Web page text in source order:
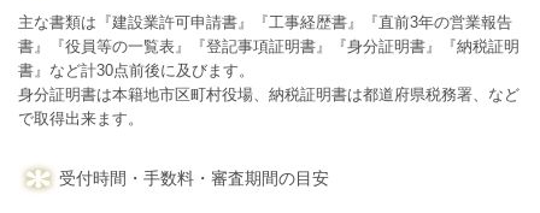
主な書類は『建設業許可申請書』『工事経歴書』『直前3年の営業報告
書』『役員等の一覧表』『登記事項証明書』『身分証明書』『納税証明
書』など計30点前後に及びます。
身分証明書は本籍地市区町村役場、納税証明書は都道府県税務署、など
で取得出来ます。
受付時間・手数料・審査期間の目安